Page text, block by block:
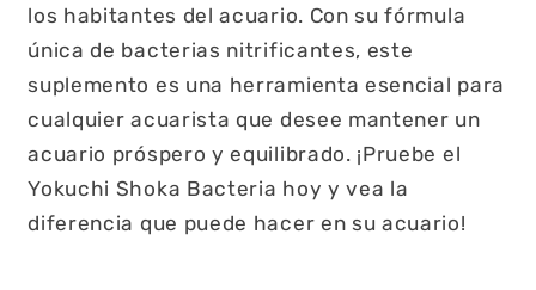
los habitantes del acuario. Con su fórmula
única de bacterias nitrificantes, este
suplemento es una herramienta esencial para
cualquier acuarista que desee mantener un
acuario próspero y equilibrado. ¡Pruebe el
Yokuchi Shoka Bacteria hoy y vea la
diferencia que puede hacer en su acuario!